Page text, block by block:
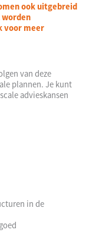
ook uitgebreid
worden
voor meer
van deze
plannen. Je kunt
advieskansen
in de